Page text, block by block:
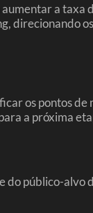
a taxa
os pontos
a próxima
público-alvo